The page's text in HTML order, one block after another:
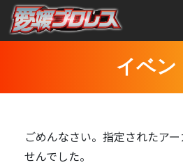
イベン
ごめんなさい。指定されたア
せんでした。